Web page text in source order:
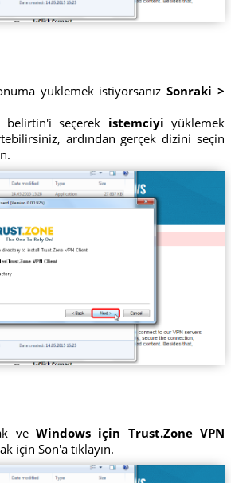
yüklemek istiyorsanızSonraki >
seçerek istemciyi yüklemek
ardından gerçek dizini seçin
ve Windows için Trust.Zone VPN
için Son'a tıklayın.